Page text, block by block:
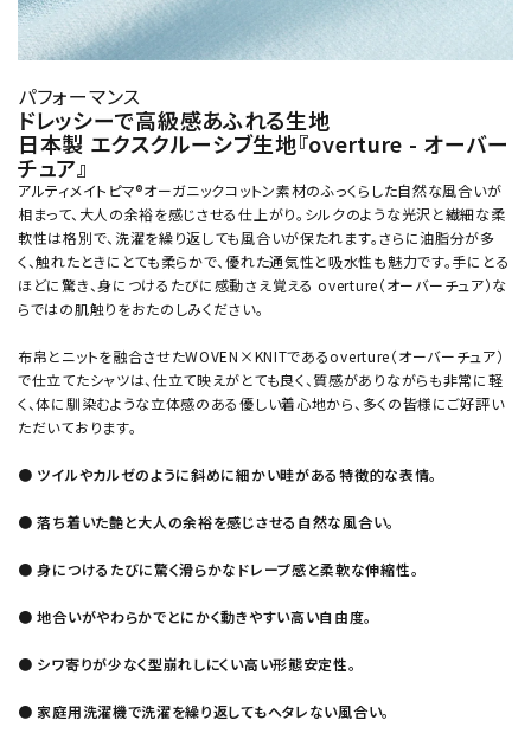
パフォーマンス
ドレッシーで高級感あふれる生地
日本製 エクスクルーシブ生地『overture - オーバー
チュア』
アルティメイトピマ®オーガニックコットン素材のふっくらした自然な風合いが
相まって、大人の余裕を感じさせる仕上がり。シルクのような光沢と繊細な柔
軟性は格別で、洗濯を繰り返しても風合いが保たれます。さらに油脂分が多
く、触れたときにとても柔らかで、優れた通気性と吸水性も魅力です。手にとる
ほどに驚き、身につけるたびに感動さえ覚える overture（オーバーチュア）な
らではの肌触りをおたのしみください。
布帛とニットを融合させたWOVEN×KNITであるoverture（オーバーチュア）
で仕立てたシャツは、仕立て映えがとても良く、質感がありながらも非常に軽
く、体に馴染むような立体感のある優しい着心地から、多くの皆様にご好評い
ただいております。
● ツイルやカルゼのように斜めに細かい畦がある特徴的な表情。
● 落ち着いた艶と大人の余裕を感じさせる自然な風合い。
● 身につけるたびに驚く滑らかなドレープ感と柔軟な伸縮性。
● 地合いがやわらかでとにかく動きやすい高い自由度。
● シワ寄りが少なく型崩れしにくい高い形態安定性。
● 家庭用洗濯機で洗濯を繰り返してもヘタレない風合い。